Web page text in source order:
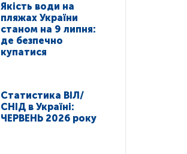
Якість води на
пляжах України
станом на 9 липня:
де безпечно
купатися
Статистика ВІЛ/
СНІД в Україні:
ЧЕРВЕНЬ 2026 року